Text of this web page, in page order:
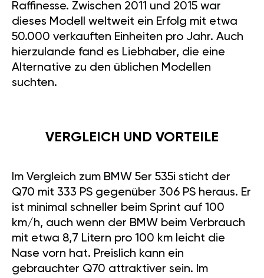
Raffinesse. Zwischen 2011 und 2015 war
dieses Modell weltweit ein Erfolg mit etwa
50.000 verkauften Einheiten pro Jahr. Auch
hierzulande fand es Liebhaber, die eine
Alternative zu den üblichen Modellen
suchten.
VERGLEICH UND VORTEILE
Im Vergleich zum BMW 5er 535i sticht der
Q70 mit 333 PS gegenüber 306 PS heraus. Er
ist minimal schneller beim Sprint auf 100
km/h, auch wenn der BMW beim Verbrauch
mit etwa 8,7 Litern pro 100 km leicht die
Nase vorn hat. Preislich kann ein
gebrauchter Q70 attraktiver sein. Im